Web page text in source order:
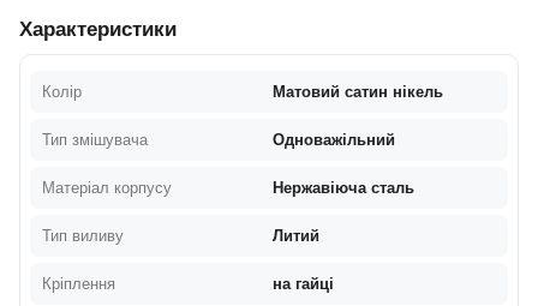
Характеристики
Колір Матовий сатин нікель
Тип змішувача Одноважільний
Матеріал корпусу Нержавіюча сталь
Тип виливу Литий
Кріплення на гайці